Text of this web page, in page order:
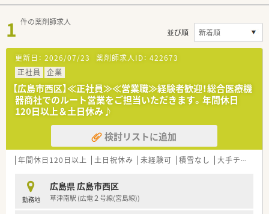
1 件の薬剤師求人
並び順
更新日： 2026/07/23 薬剤師求人ID： 422673
正社員
企業
【広島市西区】≪正社員≫≪営業職≫経験者歓迎！総合医療機
器商社でのルート営業をご担当いただきます。年間休日
120日以上＆土日休み♪
検討リストに追加
年間休日120日以上 土日祝休み 未経験可 積雪なし 大手チェーン以外
勤務地
広島県 広島市西区
草津南駅 (広電２号線(宮島線))